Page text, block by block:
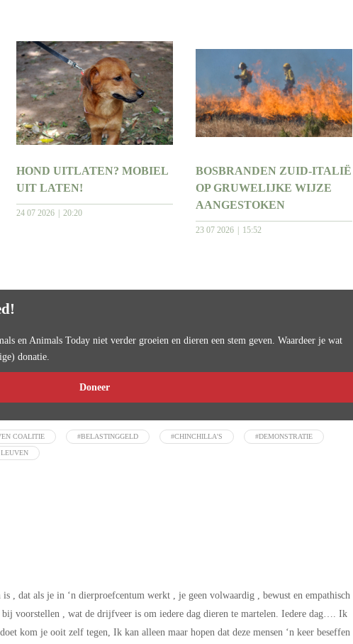
HOND UITLATEN? MOBIEL
UIT LATEN!
24 07 2026 20:20
BOSBRANDEN ZUID-ITALIË
OP GRUWELIJKE WIJZE
AANGESTOKEN
23 07 2026 15:52
en Animals Today niet verder groeien en dieren een stem geven. Waardeer je wat
donatie.
Doneer
COALITIE #BELASTINGGELD #CHINCHILLA'S #DEMONSTRATIE
, dat als je in ‘n dierproefcentum werkt , je geen volwaardig , bewust en empathisch
bij voorstellen , wat de drijfveer is om iedere dag dieren te martelen. Iedere dag…. Ik
kom je ooit zelf tegen, Ik kan alleen maar hopen dat deze mensen ‘n keer beseffen